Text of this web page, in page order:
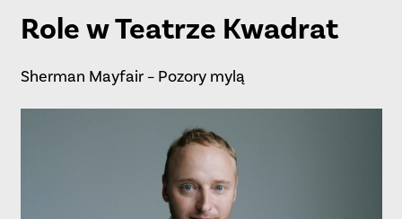
Role w Teatrze Kwadrat
Sherman Mayfair – Pozory mylą